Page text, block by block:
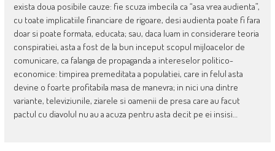
exista doua posibile cauze: fie scuza imbecila ca “asa vrea audienta”,
cu toate implicatiile financiare de rigoare, desi audienta poate fi fara
doar si poate formata, educata; sau, daca luam in considerare teoria
conspiratiei, asta a fost de la bun inceput scopul mijloacelor de
comunicare, ca falanga de propaganda a intereselor politico-
economice: timpirea premeditata a populatiei, care in felul asta
devine o foarte profitabila masa de manevra; in nici una dintre
variante, televiziunile, ziarele si oamenii de presa care au facut
pactul cu diavolul nu au a acuza pentru asta decit pe ei insisi…